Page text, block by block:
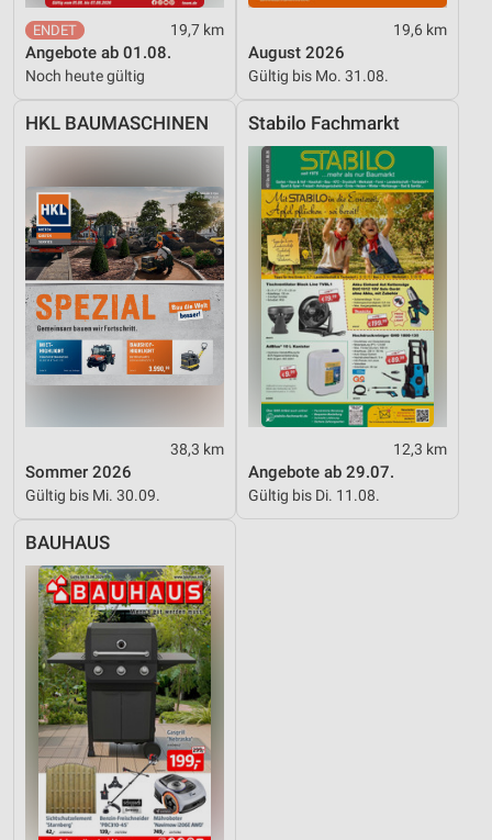
19,7 km
Angebote ab 01.08.
Noch heute gültig
19,6 km
August 2026
Gültig bis Mo. 31.08.
HKL BAUMASCHINEN
38,3 km
Sommer 2026
Gültig bis Mi. 30.09.
Stabilo Fachmarkt
12,3 km
Angebote ab 29.07.
Gültig bis Di. 11.08.
BAUHAUS
Funktional
Werbung